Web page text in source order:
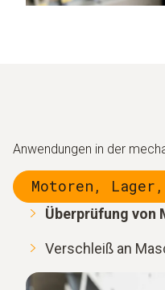
Anwendungen in der
Motoren,
Überprüfung von
Verschleiß an